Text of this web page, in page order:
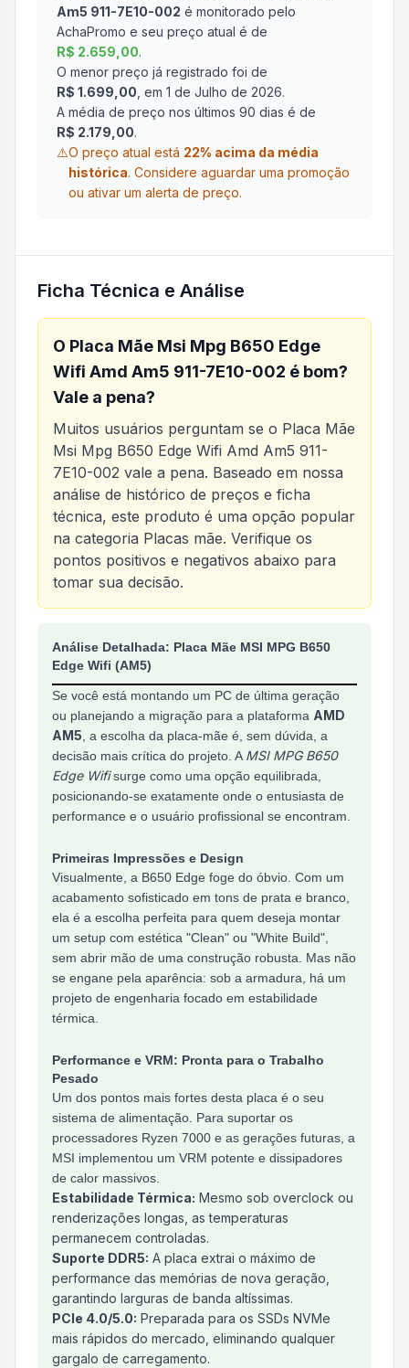
Am5 911-7E10-002 é monitorado pelo
AchaPromo e seu preço atual é de
R$ 2.659,00.
O menor preço já registrado foi de
R$ 1.699,00 , em 1 de Julho de 2026.
A média de preço nos últimos 90 dias é de
R$ 2.179,00.
⚠️O preço atual está 22% acima da média
histórica. Considere aguardar uma promoção
ou ativar um alerta de preço.
Ficha Técnica e Análise
O Placa Mãe Msi Mpg B650 Edge
Wifi Amd Am5 911-7E10-002 é bom?
Vale a pena?
Muitos usuários perguntam se o Placa Mãe
Msi Mpg B650 Edge Wifi Amd Am5 911-
7E10-002 vale a pena. Baseado em nossa
análise de histórico de preços e ficha
técnica, este produto é uma opção popular
na categoria Placas mãe. Verifique os
pontos positivos e negativos abaixo para
tomar sua decisão.
Análise do produtoPlaca Mãe Msi Mpg B650
Análise Detalhada: Placa Mãe MSI MPG B650
Edge Wifi (AM5)
Se você está montando um PC de última geração
ou planejando a migração para a plataforma AMD
AM5 , a escolha da placa-mãe é, sem dúvida, a
decisão mais crítica do projeto. A MSI MPG B650
Edge Wifisurge como uma opção equilibrada,
posicionando-se exatamente onde o entusiasta de
performance e o usuário profissional se encontram.
Primeiras Impressões e Design
Visualmente, a B650 Edge foge do óbvio. Com um
acabamento sofisticado em tons de prata e branco,
ela é a escolha perfeita para quem deseja montar
um setup com estética "Clean" ou "White Build",
sem abrir mão de uma construção robusta. Mas não
se engane pela aparência: sob a armadura, há um
projeto de engenharia focado em estabilidade
térmica.
Performance e VRM: Pronta para o Trabalho
Pesado
Um dos pontos mais fortes desta placa é o seu
sistema de alimentação. Para suportar os
processadores Ryzen 7000 e as gerações futuras, a
MSI implementou um VRM potente e dissipadores
de calor massivos.
Estabilidade Térmica: Mesmo sob overclock ou
renderizações longas, as temperaturas
permanecem controladas.
Suporte DDR5: A placa extrai o máximo de
performance das memórias de nova geração,
garantindo larguras de banda altíssimas.
PCIe 4.0/5.0: Preparada para os SSDs NVMe
mais rápidos do mercado, eliminando qualquer
gargalo de carregamento.